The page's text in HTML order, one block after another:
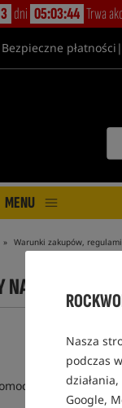
Nasza
podczas
Google,
3 dni 05:03:43 Trwa
Bezpieczne płatności |
MENU
Warunki zakupów,
NA AUKCJI
ma na celu